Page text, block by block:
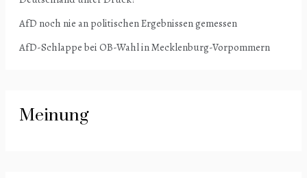
AfD noch nie an politischen Ergebnissen gemessen
AfD-Schlappe bei OB-Wahl in Mecklenburg-Vorpommern
Meinung